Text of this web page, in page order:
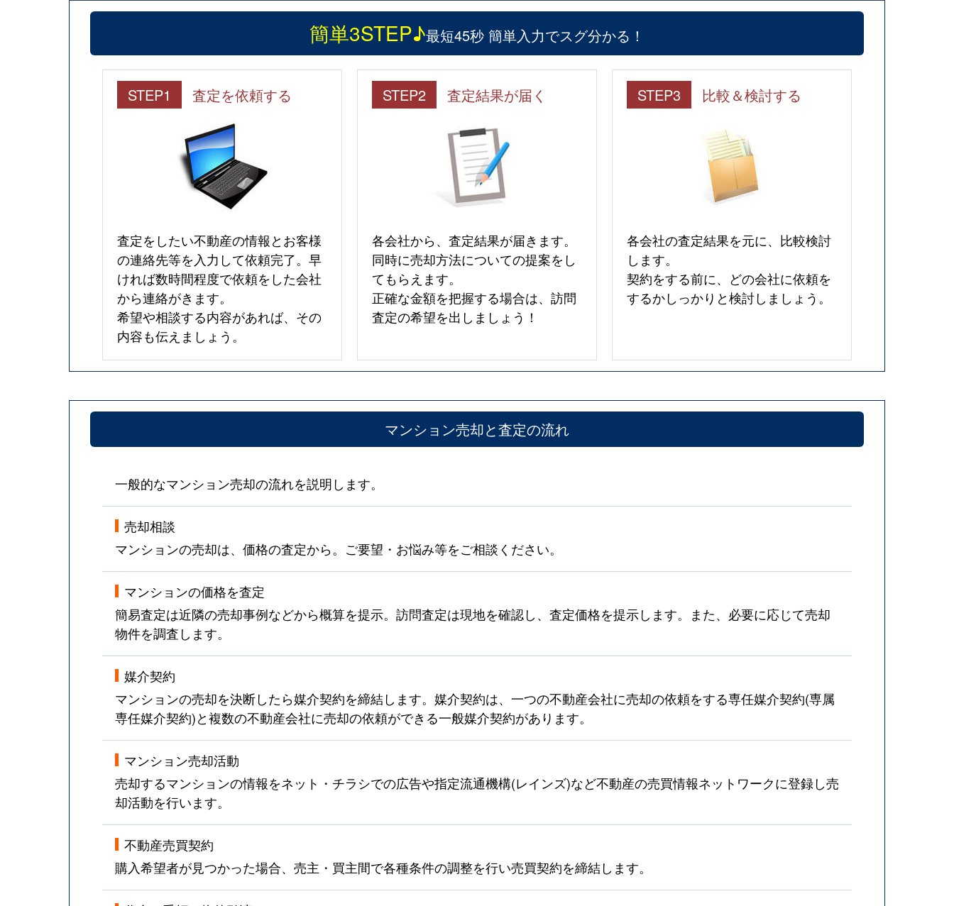
簡単3STEP♪最短45秒 簡単入力でスグ分かる！
STEP1 査定を依頼する
査定をしたい不動産の情報とお客様
の連絡先等を入力して依頼完了。早
ければ数時間程度で依頼をした会社
から連絡がきます。
希望や相談する内容があれば、その
内容も伝えましょう。
STEP2 査定結果が届く
各会社から、査定結果が届きます。
同時に売却方法についての提案をし
てもらえます。
正確な金額を把握する場合は、訪問
査定の希望を出しましょう！
STEP3 比較＆検討する
各会社の査定結果を元に、比較検討
します。
契約をする前に、どの会社に依頼を
するかしっかりと検討しましょう。
マンション売却と査定の流れ
一般的なマンション売却の流れを説明します。
売却相談
マンションの売却は、価格の査定から。ご要望・お悩み等をご相談ください。
マンションの価格を査定
簡易査定は近隣の売却事例などから概算を提示。訪問査定は現地を確認し、査定価格を提示します。また、必要に応じて売却
物件を調査します。
媒介契約
マンションの売却を決断したら媒介契約を締結します。媒介契約は、一つの不動産会社に売却の依頼をする専任媒介契約(専属
専任媒介契約)と複数の不動産会社に売却の依頼ができる一般媒介契約があります。
マンション売却活動
売却するマンションの情報をネット・チラシでの広告や指定流通機構(レインズ)など不動産の売買情報ネットワークに登録し売
却活動を行います。
不動産売買契約
購入希望者が見つかった場合、売主・買主間で各種条件の調整を行い売買契約を締結します。